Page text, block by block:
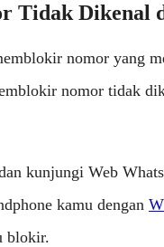
Tidak Dikenal
nomor yang
nomor tidak
kunjungi Web
kamu dengan
blokir.